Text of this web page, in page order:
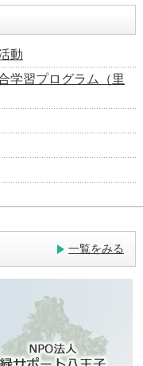
動
学習プログラム（里
一覧をみる